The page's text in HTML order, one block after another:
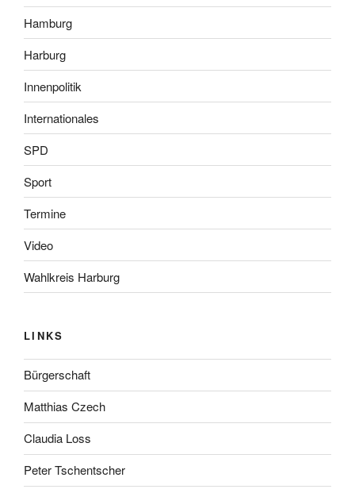
Hamburg
Harburg
Innenpolitik
Internationales
SPD
Sport
Termine
Video
Wahlkreis Harburg
LINKS
Bürgerschaft
Matthias Czech
Claudia Loss
Peter Tschentscher